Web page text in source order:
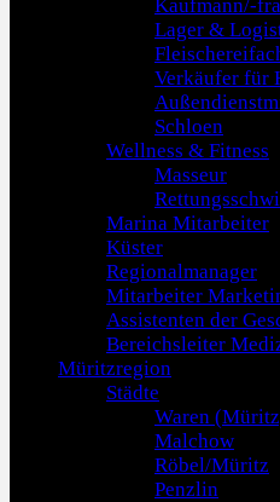
Kaufmann/-
Lager &
Verkäufer für
Schloen
Wellness & Fitness
Masseur
Marina Mitarbeiter
Küster
Regionalmanager
Mitarbeiter
Assistenten der
Bereichsleiter
Müritzregion
Städte
Waren
Malchow
Röbel/Müritz
Penzlin